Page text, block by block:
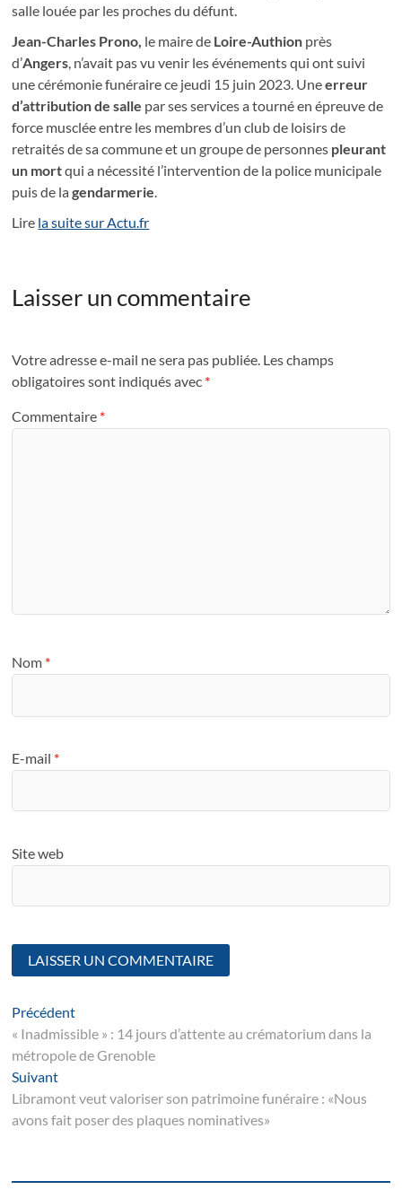
salle louée par les proches du défunt.
Jean-Charles Prono, le maire de Loire-Authion près
d’Angers , n’avait pas vu venir les événements qui ont suivi
une cérémonie funéraire ce jeudi 15 juin 2023. Uneerreur
d’attribution de salle par ses services a tourné en épreuve de
force musclée entre les membres d’un club de loisirs de
retraités de sa commune et un groupe de personnes pleurant
un mortqui a nécessité l’intervention de la police municipale
puis de lagendarmerie
Lire la suite sur Actu.fr
Laisser un commentaire
Votre adresse e-mail ne sera pas publiée. Les champs
obligatoires sont indiqués avec *
Commentaire *
Nom *
E-mail *
Site web
Navigation
de
l’article
PrécédentArticle
suivant
« Inadmissible » : 14 jours d’attente au crématorium dans la
métropole de Grenoble
SuivantSuivant
post:
Libramont veut valoriser son patrimoine funéraire : «Nous
avons fait poser des plaques nominatives»